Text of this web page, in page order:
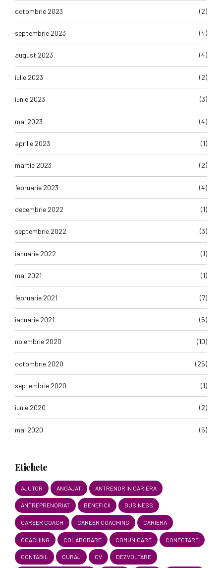
octombrie 2023 (2)
septembrie 2023 (4)
august 2023 (4)
iulie 2023 (2)
iunie 2023 (3)
mai 2023 (4)
aprilie 2023 (1)
martie 2023 (2)
februarie 2023 (4)
decembrie 2022 (1)
septembrie 2022 (3)
ianuarie 2022 (1)
mai 2021 (1)
februarie 2021 (7)
ianuarie 2021 (5)
noiembrie 2020 (10)
octombrie 2020 (25)
septembrie 2020 (1)
iunie 2020 (2)
mai 2020 (5)
Etichete
AJUTOR ANGAJAT ANTRENOR IN CARIERA
ANTREPRENORIAT BENEFICII BUSINESS
CAREER COACH CAREER COACHING CARIERA
COACHING COLABORARE COMUNICARE CONECTARE
CONTABIL CURAJ CV DEZVOLTARE